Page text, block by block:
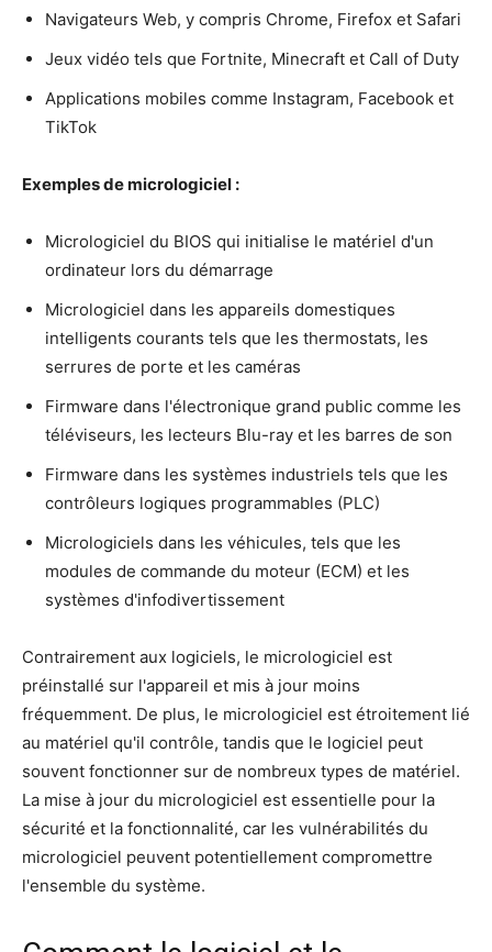
Navigateurs Web, y compris Chrome, Firefox et Safari
Jeux vidéo tels que Fortnite, Minecraft et Call of Duty
Applications mobiles comme Instagram, Facebook et
TikTok
Exemples de micrologiciel :
Micrologiciel du BIOS qui initialise le matériel d'un
ordinateur lors du démarrage
Micrologiciel dans les appareils domestiques
intelligents courants tels que les thermostats, les
serrures de porte et les caméras
Firmware dans l'électronique grand public comme les
téléviseurs, les lecteurs Blu-ray et les barres de son
Firmware dans les systèmes industriels tels que les
contrôleurs logiques programmables (PLC)
Micrologiciels dans les véhicules, tels que les
modules de commande du moteur (ECM) et les
systèmes d'infodivertissement
Contrairement aux logiciels, le micrologiciel est
préinstallé sur l'appareil et mis à jour moins
fréquemment. De plus, le micrologiciel est étroitement lié
au matériel qu'il contrôle, tandis que le logiciel peut
souvent fonctionner sur de nombreux types de matériel.
La mise à jour du micrologiciel est essentielle pour la
sécurité et la fonctionnalité, car les vulnérabilités du
micrologiciel peuvent potentiellement compromettre
l'ensemble du système.